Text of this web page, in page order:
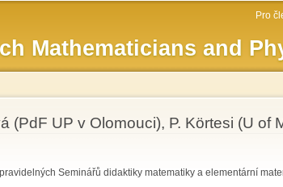
Mathematicians and
Pro
(PdF UP v Olomouci), P. Körtesi (U of
Seminářů didaktiky matematiky a elementární